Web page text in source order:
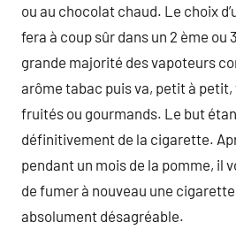
ou au chocolat chaud. Le choix
fera à coup sûr dans un 2 ème ou
grande majorité des vapoteurs
arôme tabac puis va, petit à
fruités ou gourmands. Le but
définitivement de la cigarette.
pendant un mois de la pomme, il
de fumer à nouveau une
absolument désagréable.